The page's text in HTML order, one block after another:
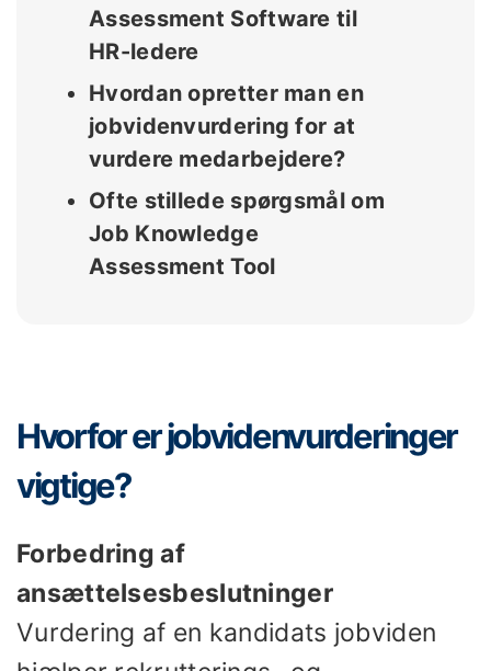
Assessment Software til
HR-ledere
Hvordan opretter man en
jobvidenvurdering for at
vurdere medarbejdere?
Ofte stillede spørgsmål om
Job Knowledge
Assessment Tool
Hvorfor er jobvidenvurderinger
vigtige?
Forbedring af
ansættelsesbeslutninger
Vurdering af en kandidats jobviden